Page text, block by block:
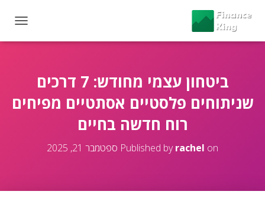
O
N
A
ביטחון עצמי מחודש: 7 דרכים
שניתוחים פלסטיים אסתטיים מפיחים
רוח חדשה בחיים
Published byrachel on ספטמבר 21, 2025